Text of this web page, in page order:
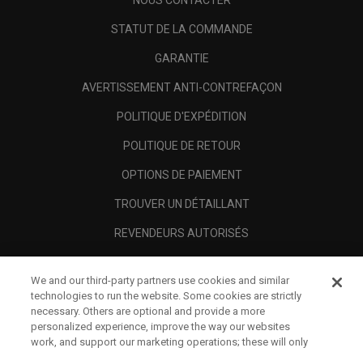
STATUT DE LA COMMANDE
GARANTIE
AVERTISSEMENT ANTI-CONTREFAÇON
POLITIQUE D'EXPÉDITION
POLITIQUE DE RETOUR
OPTIONS DE PAIEMENT
TROUVER UN DÉTAILLANT
REVENDEURS AUTORISÉS
A PROPOS
MENTIONS LÉGALES
We and our third-party partners use cookies and similar
technologies to run the website. Some cookies are strictly
necessary. Others are optional and provide a more
personalized experience, improve the way our websites
work, and support our marketing operations; these will only